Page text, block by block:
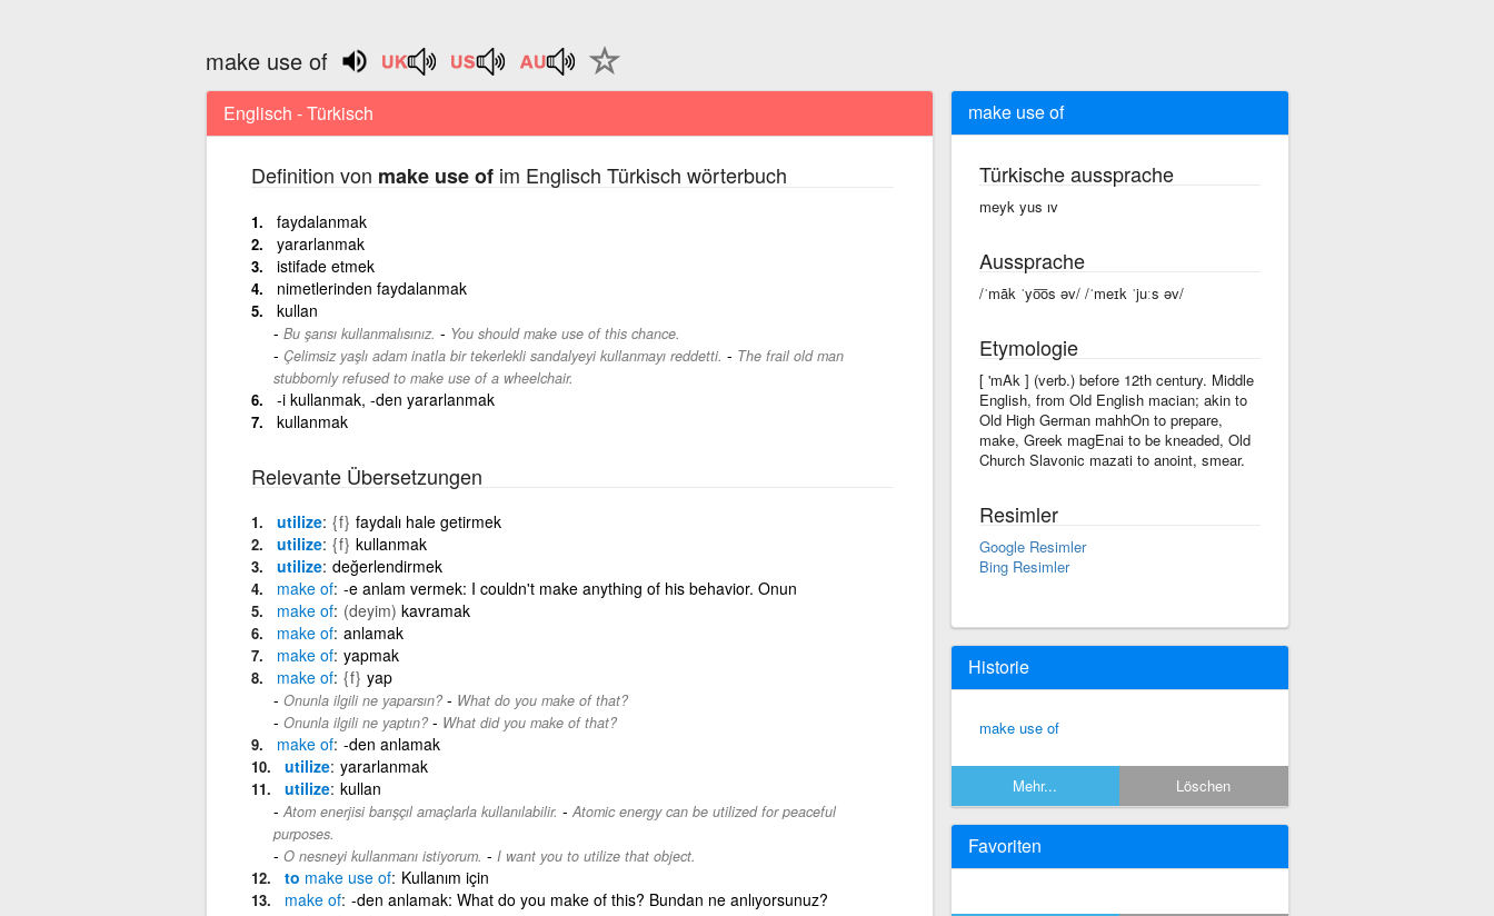
make use of
Englisch - Türkisch
Definition von make use ofim Englisch Türkisch wörterbuch
faydalanmak
yararlanmak
istifade etmek
nimetlerinden faydalanmak
kullan
Bu şansı kullanmalısınız. - You should make use of this chance.
Çelimsiz yaşlı adam inatla bir tekerlekli sandalyeyi kullanmayı reddetti. - The frail old man
stubbornly refused to make use of a wheelchair.
-i kullanmak, -den yararlanmak
kullanmak
Relevante Übersetzungen
utilize {f} faydalı hale getirmek
utilize {f} kullanmak
utilize değerlendirmek
make of -e anlam vermek: I couldn't make anything of his behavior. Onun
make of (deyim) kavramak
make of anlamak
make of yapmak
make of {f} yap
Onunla ilgili ne yaparsın?- What do you make of that?
Onunla ilgili ne yaptın?- What did you make of that?
make of -den anlamak
utilize yararlanmak
utilize kullan
Atom enerjisi barışçıl amaçlarla kullanılabilir. - Atomic energy can be utilized for peaceful
purposes.
O nesneyi kullanmanı istiyorum. - I want you to utilize that object.
to make use of Kullanım için
make of -den anlamak: What do you make of this? Bundan ne anlıyorsunuz?
make use of
Türkische aussprache
meyk yus ıv
Aussprache
/ˈmāk ˈyo͞os əv/ /ˈmeɪk ˈjuːs əv/
Etymologie
[ 'mAk ] (verb.) before 12th century. Middle
English, from Old English macian; akin to
Old High German mahhOn to prepare,
make, Greek magEnai to be kneaded, Old
Church Slavonic mazati to anoint, smear.
Resimler
Google Resimler
Bing Resimler
Historie
make use of
Mehr... Löschen
Favoriten